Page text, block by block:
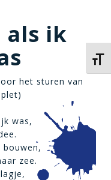
als ik
het sturen van
was,
bouwen,
zee.